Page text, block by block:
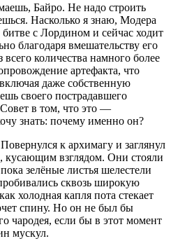
Байро. Не надо строить
Насколько я знаю, Модера
с Лордином и сейчас ходит
благодаря вмешательству его
количества намного более
артефакта, что
даже собственную
своего пострадавшего
в том, что это —
знать: почему именно он?
к архимагу и заглянул
кусающим взглядом. Они стояли
зелёные листья шелестели
сквозь широкую
холодная капля пота стекает
спину. Но он не был бы
чародея, если бы в этот момент
мускул.